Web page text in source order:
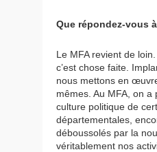
Que répondez-vous
Le MFA revient de
c’est chose faite.
nous mettons en
mêmes. Au MFA, on a
culture politique de
départementales,
déboussolés par la
véritablement nos